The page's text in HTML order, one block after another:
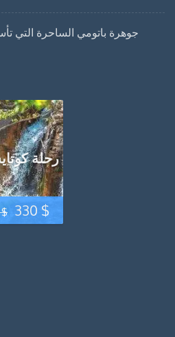
جوهرة باتومي الساحرة التي
$ السعر
330 $
رحلة